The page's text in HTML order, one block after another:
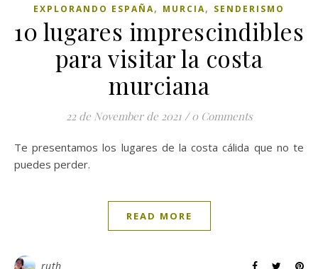
EXPLORANDO ESPAÑA, MURCIA, SENDERISMO
10 lugares imprescindibles
para visitar la costa
murciana
22 de November de 2021 / 0 Comments
Te presentamos los lugares de la costa cálida que no te
puedes perder.
READ MORE
ruth